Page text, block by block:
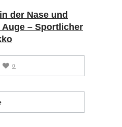
der Nase und
– Sportlicher
0